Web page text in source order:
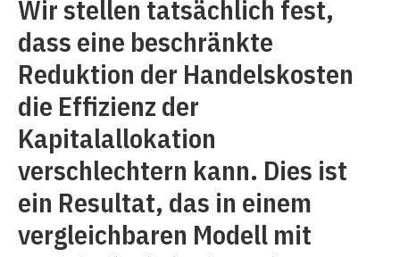
Wir stellen tatsächlich fest,
dass eine beschränkte
Reduktion der Handelskosten
die Effizienz der
Kapitalallokation
verschlechtern kann. Dies ist
ein Resultat, das in einem
vergleichbaren Modell mit